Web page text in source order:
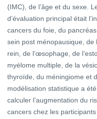
(IMC), de l’âge et du sexe.
d’évaluation principal était
cancers du foie, du
sein post ménopausique, de
rein, de l’œsophage, de
myélome multiple, de la
thyroïde, du méningiome et
modélisation statistique a
calculer l’augmentation du
cancers chez les participants